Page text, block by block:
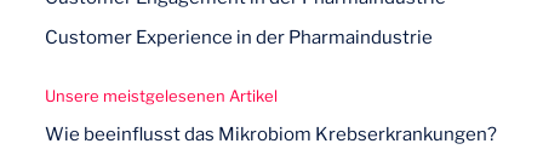
Customer Experience in der Pharmaindustrie
Unsere meistgelesenen Artikel
Wie beeinflusst das Mikrobiom Krebserkrankungen?